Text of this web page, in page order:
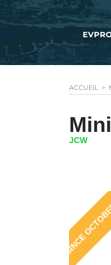
ACCUEIL >
JCW
SINCE